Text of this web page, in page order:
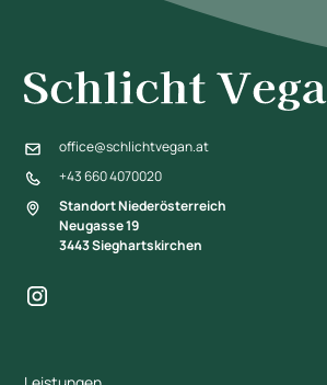
office@schlichtvegan.at
+43 660 4070020
Standort Niederösterreich
Neugasse 19
3443 Sieghartskirchen